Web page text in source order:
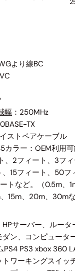
より線BC
幅 ：250MHz
TX
ストペアケーブル
カラー：OEM利用
、2フィート、3フ
、15フィート、50フ
トなど。（0.5m、
15m、20m、30mな
サーバー、ルータ
ン、コンピュータ
PS4 PS3 xbox 360
ワーキングスイッ